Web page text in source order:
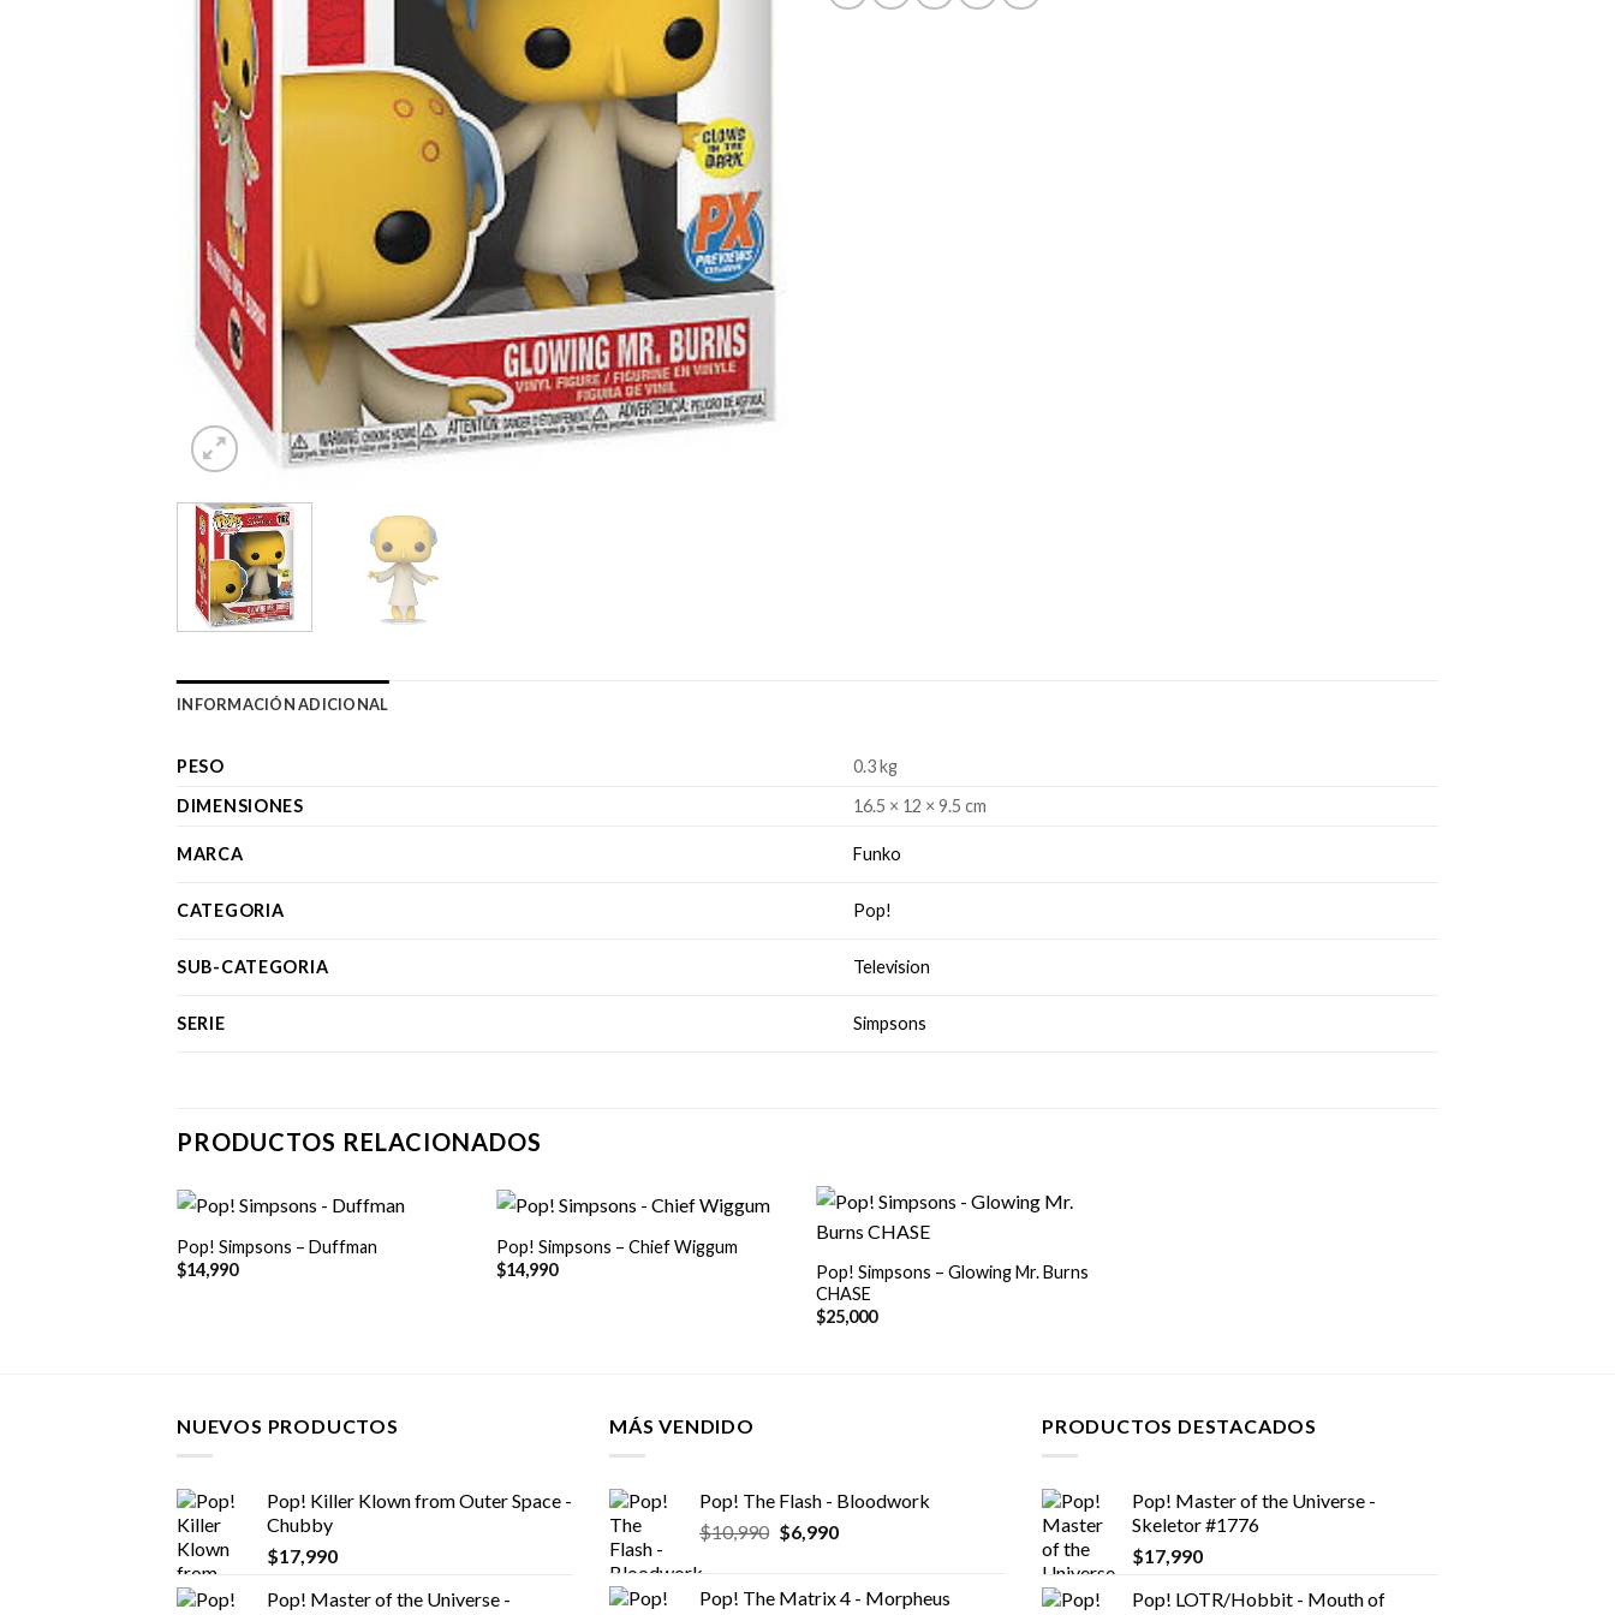
INFORMACIÓN ADICIONAL
PESO
0.3 kg
DIMENSIONES
16.5 × 12 × 9.5 cm
MARCA Funko
CATEGORIA Pop!
SUB-CATEGORIA Television
SERIE Simpsons
PRODUCTOS RELACIONADOS
Pop! Simpsons – Duffman
$14,990
Pop! Simpsons – Chief Wiggum
$14,990
Pop! Simpsons – Glowing Mr. Burns
CHASE
$25,000
NUEVOS PRODUCTOS
Pop! Killer Klown from Outer Space -
Chubby
$17,990
Pop! Master of the Universe -
MÁS VENDIDO
Pop! The Flash - Bloodwork
$10,990 El
era:
$6,990El
es:
Pop! The Matrix 4 - Morpheus
PRODUCTOS DESTACADOS
Pop! Master of the Universe -
Skeletor #1776
$17,990
Pop! LOTR/Hobbit - Mouth of